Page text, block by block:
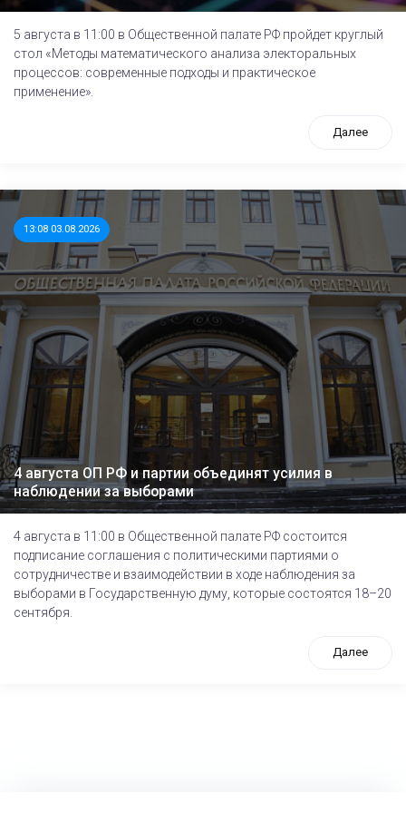
5 августа в 11:00 в Общественной палате РФ пройдет круглый
стол «Методы математического анализа электоральных
процессов: современные подходы и практическое
применение».
Далее
13:08 03.08.2026
4 августа ОП РФ и партии объединят усилия в
наблюдении за выборами
4 августа в 11:00 в Общественной палате РФ состоится
подписание соглашения с политическими партиями о
сотрудничестве и взаимодействии в ходе наблюдения за
выборами в Государственную думу, которые состоятся 18–20
сентября.
Далее